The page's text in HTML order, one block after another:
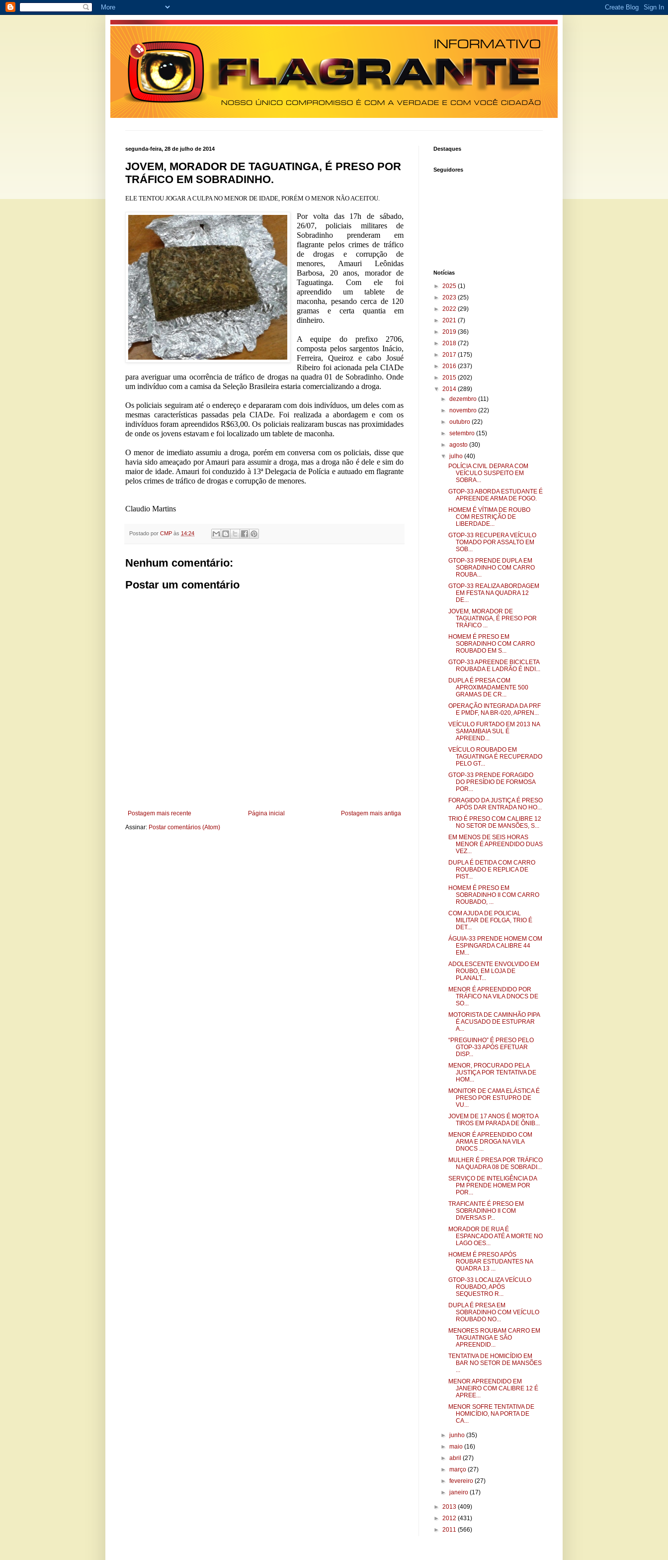
segunda-feira, 28 de julho de 2014
JOVEM, MORADOR DE TAGUATINGA, É PRESO POR
TRÁFICO EM SOBRADINHO.
ELE TENTOU JOGAR A CULPA NO MENOR DE IDADE, PORÉM O MENOR NÃO ACEITOU.
Por volta das 17h de sábado,
26/07, policiais militares de
Sobradinho prenderam em
flagrante pelos crimes de tráfico
de drogas e corrupção de
menores, Amauri Leônidas
Barbosa, 20 anos, morador de
Taguatinga. Com ele foi
apreendido um tablete de
maconha, pesando cerca de 120
gramas e certa quantia em
dinheiro.
A equipe do prefixo 2706,
composta pelos sargentos Inácio,
Ferreira, Queiroz e cabo Josué
Ribeiro foi acionada pela CIADe
para averiguar uma ocorrência de tráfico de drogas na quadra 01 de Sobradinho. Onde
um indivíduo com a camisa da Seleção Brasileira estaria comercializando a droga.
Os policiais seguiram até o endereço e depararam com dois indivíduos, um deles com as
mesmas características passadas pela CIADe. Foi realizada a abordagem e com os
indivíduos foram apreendidos R$63,00. Os policiais realizaram buscas nas proximidades
de onde os jovens estavam e foi localizado um tablete de maconha.
O menor de imediato assumiu a droga, porém em conversa com os policiais, disse que
havia sido ameaçado por Amauri para assumir a droga, mas a droga não é dele e sim do
maior de idade. Amauri foi conduzido à 13ª Delegacia de Polícia e autuado em flagrante
pelos crimes de tráfico de drogas e corrupção de menores.
Claudio Martins
Postado por CMP às 14:24
Nenhum comentário:
Postar um comentário
Postagem mais recente Postagem mais antiga
Página inicial
Assinar: Postar comentários (Atom)
Destaques
Seguidores
Notícias
► 2025 (1)
► 2023 (25)
► 2022 (29)
► 2021 (7)
► 2019 (36)
► 2018 (72)
► 2017 (175)
► 2016 (237)
► 2015 (202)
▼ 2014 (289)
►dezembro(11)
►novembro(22)
►outubro(22)
►setembro(15)
►agosto(30)
▼julho(40)
POLÍCIA CIVIL DEPARA COM
VEÍCULO SUSPEITO EM
SOBRA...
GTOP-33 ABORDA ESTUDANTE É
APREENDE ARMA DE FOGO.
HOMEM É VÍTIMA DE ROUBO
COM RESTRIÇÃO DE
LIBERDADE...
GTOP-33 RECUPERA VEÍCULO
TOMADO POR ASSALTO EM
SOB...
GTOP-33 PRENDE DUPLA EM
SOBRADINHO COM CARRO
ROUBA...
GTOP-33 REALIZA ABORDAGEM
EM FESTA NA QUADRA 12
DE...
JOVEM, MORADOR DE
TAGUATINGA, É PRESO POR
TRÁFICO ...
HOMEM É PRESO EM
SOBRADINHO COM CARRO
ROUBADO EM S...
GTOP-33 APREENDE BICICLETA
ROUBADA E LADRÃO É INDI...
DUPLA É PRESA COM
APROXIMADAMENTE 500
GRAMAS DE CR...
OPERAÇÃO INTEGRADA DA PRF
E PMDF, NA BR-020, APREN...
VEÍCULO FURTADO EM 2013 NA
SAMAMBAIA SUL É
APREEND...
VEÍCULO ROUBADO EM
TAGUATINGA É RECUPERADO
PELO GT...
GTOP-33 PRENDE FORAGIDO
DO PRESÍDIO DE FORMOSA
POR...
FORAGIDO DA JUSTIÇA É PRESO
APÓS DAR ENTRADA NO HO...
TRIO É PRESO COM CALIBRE 12
NO SETOR DE MANSÕES, S...
EM MENOS DE SEIS HORAS
MENOR É APREENDIDO DUAS
VEZ...
DUPLA É DETIDA COM CARRO
ROUBADO E REPLICA DE
PIST...
HOMEM É PRESO EM
SOBRADINHO II COM CARRO
ROUBADO, ...
COM AJUDA DE POLICIAL
MILITAR DE FOLGA, TRIO É
DET...
ÁGUIA-33 PRENDE HOMEM COM
ESPINGARDA CALIBRE 44
EM...
ADOLESCENTE ENVOLVIDO EM
ROUBO, EM LOJA DE
PLANALT...
MENOR É APREENDIDO POR
TRÁFICO NA VILA DNOCS DE
SO...
MOTORISTA DE CAMINHÃO PIPA
É ACUSADO DE ESTUPRAR
A...
“PREGUINHO” É PRESO PELO
GTOP-33 APÓS EFETUAR
DISP...
MENOR, PROCURADO PELA
JUSTIÇA POR TENTATIVA DE
HOM...
MONITOR DE CAMA ELÁSTICA É
PRESO POR ESTUPRO DE
VU...
JOVEM DE 17 ANOS É MORTO A
TIROS EM PARADA DE ÔNIB...
MENOR É APREENDIDO COM
ARMA E DROGA NA VILA
DNOCS ...
MULHER É PRESA POR TRÁFICO
NA QUADRA 08 DE SOBRADI...
SERVIÇO DE INTELIGÊNCIA DA
PM PRENDE HOMEM POR
POR...
TRAFICANTE É PRESO EM
SOBRADINHO II COM
DIVERSAS P...
MORADOR DE RUA É
ESPANCADO ATÉ A MORTE NO
LAGO OES...
HOMEM É PRESO APÓS
ROUBAR ESTUDANTES NA
QUADRA 13 ...
GTOP-33 LOCALIZA VEÍCULO
ROUBADO, APÓS
SEQUESTRO R...
DUPLA É PRESA EM
SOBRADINHO COM VEÍCULO
ROUBADO NO...
MENORES ROUBAM CARRO EM
TAGUATINGA E SÃO
APREENDID...
TENTATIVA DE HOMICÍDIO EM
BAR NO SETOR DE MANSÕES
...
MENOR APREENDIDO EM
JANEIRO COM CALIBRE 12 É
APREE...
MENOR SOFRE TENTATIVA DE
HOMICÍDIO, NA PORTA DE
CA...
►junho(35)
►maio(16)
►abril(27)
►março(27)
►fevereiro(27)
►janeiro(17)
► 2013 (409)
► 2012 (431)
► 2011 (566)